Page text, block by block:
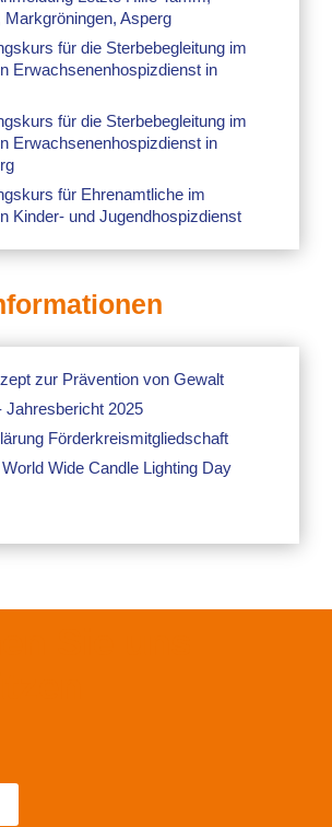
Markgröningen, Asperg
für die Sterbebegleitung im
Erwachsenenhospizdienst in
für die Sterbebegleitung im
Erwachsenenhospizdienst in
für Ehrenamtliche im
Kinder- und Jugendhospizdienst
zur Prävention von Gewalt
Jahresbericht 2025
Förderkreismitgliedschaft
Wide Candle Lighting Day